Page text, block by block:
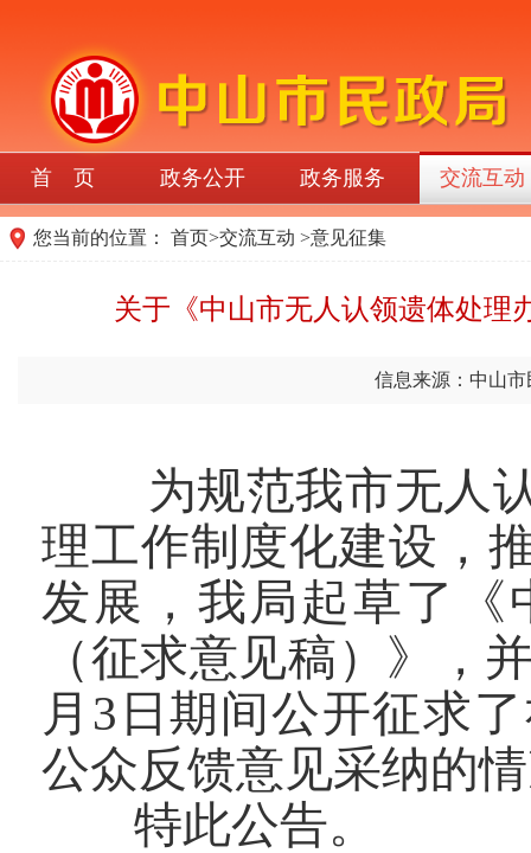
首 页 政务公开 政务服务 交流互动
您当前的位置： 首页>交流互动 >意见征集
关于《中山市无人认领遗体处理
信息来源：中山市
为规范我市无人
理工作制度化建设，
发展，我局起草了《
（征求意见稿）》，
月3日期间公开征求
公众反馈意见采纳的
特此公告。